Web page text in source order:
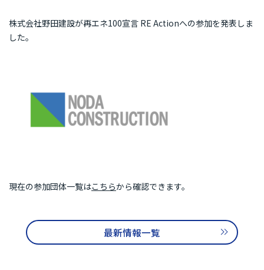
メディア掲載
主催イベント
協力イベント
補助金などのお知らせ
株式会社野田建設が再エネ100宣言 RE Actionへの参加を発表しま
した。
現在の参加団体一覧はこちらから確認できます。
最新情報一覧